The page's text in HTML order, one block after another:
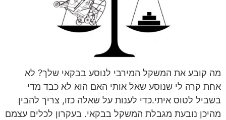
מה קובע את המשקל המירבי לנוסע בבקאי שלך? לא
אחת קרה לי שנוסע שאל אותי האם הוא לא כבד מדי
בשביל לטוס איתי.כדי לענות על שאלה כזו, צריך להבין
מהיכן נובעת מגבלת המשקל בבקאי. בעקרון לכלים עצמם